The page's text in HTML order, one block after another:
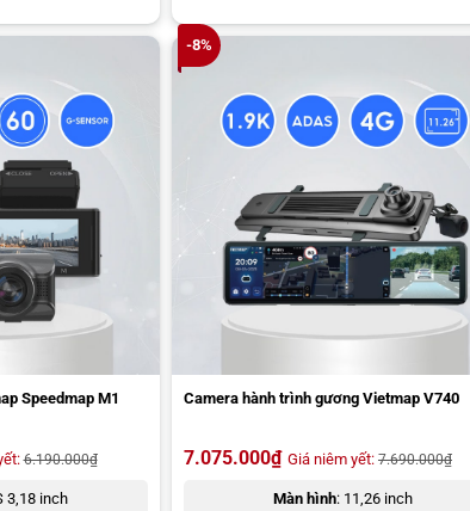
Speedmap M1
6.190.000₫
3,18 inch
-8%
Camera hành trình gương Vietmap V740
7.075.000₫ Giá niêm yết: 7.690.000₫
Màn hình: 11,26 inch